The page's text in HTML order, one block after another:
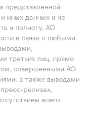
представленной
иных данных и не
и полноту. АО
в связи с любыми
третьих лиц, прямо
совершенными АО
а также выводами
релизах,
всего